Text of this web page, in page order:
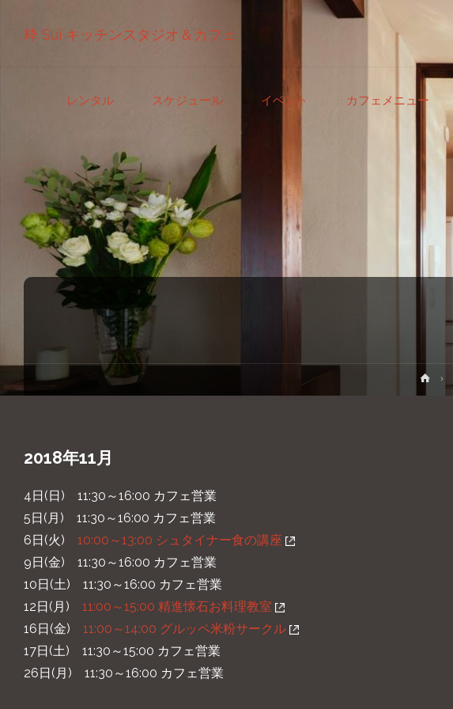
粋 Sui キッチンスタジオ＆カフェ
テ
ン
ツ
へ
キ
プ
レンタル スケジュール イベント カフェメニュー
ホ
2018年11月
4日(日) 11:30～16:00 カフェ営業
5日(月) 11:30～16:00 カフェ営業
6日(火) 10:00～13:00 シュタイナー食の講座
9日(金) 11:30～16:00 カフェ営業
10日(土) 11:30～16:00 カフェ営業
12日(月) 11:00～15:00 精進懐石お料理教室
16日(金) 11:00～14:00 グルッペ米粉サークル
17日(土) 11:30～15:00 カフェ営業
26日(月) 11:30～16:00 カフェ営業